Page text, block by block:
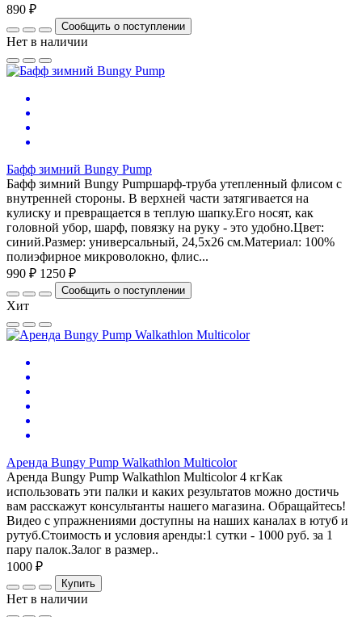
890 ₽
Сообщить о поступлении
Нет в наличии
Бафф зимний Bungy Pump
Бафф зимний Bungy Pumpшарф-труба утепленный флисом с
внутренней стороны. В верхней части затягивается на
кулиску и превращается в теплую шапку.Его носят, как
головной убор, шарф, повязку на руку - это удобно.Цвет:
синий.Размер: универсальный, 24,5х26 см.Материал: 100%
полиэфирное микроволокно, флис...
990 ₽ 1250 ₽
Сообщить о поступлении
Хит
Аренда Bungy Pump Walkathlon Multicolor
Аренда Bungy Pump Walkathlon Multicolor 4 кгКак
использовать эти палки и каких результатов можно достичь
вам расскажут консультанты нашего магазина. Обращайтесь!
Видео с упражнениями доступны на наших каналах в ютуб и
рутуб.Стоимость и условия аренды:1 сутки - 1000 руб. за 1
пару палок.Залог в размер..
1000 ₽
Купить
Нет в наличии